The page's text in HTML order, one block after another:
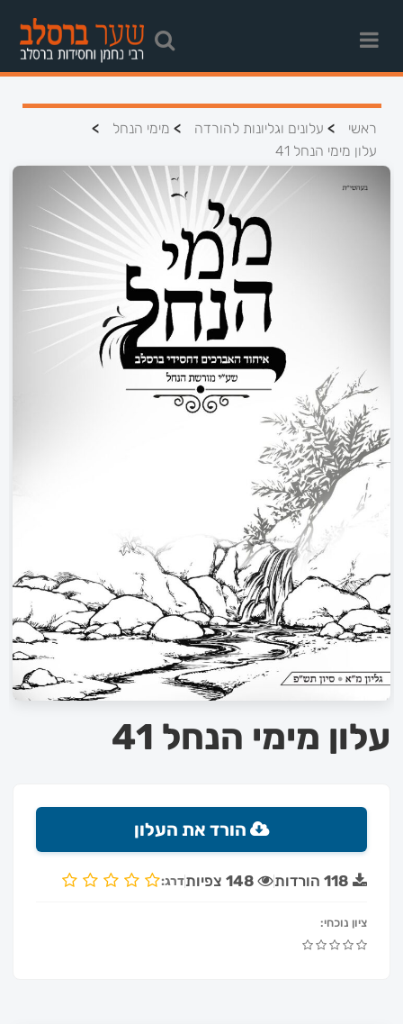
ראשי > עלונים וגליונות להורדה > מימי הנחל >
עלון מימי הנחל 41
עלון מימי הנחל 41
הורד את העלון
118 הורדות 148 צפיותדרג:
ציון נוכחי: